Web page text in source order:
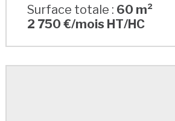
Surface totale : 60 m²
2 750 €/mois HT/HC